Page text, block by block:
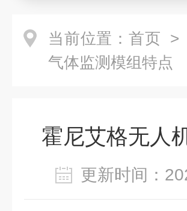
当前位置： 首页 >
气体监测模组特点
霍尼艾格无人
更新时间：